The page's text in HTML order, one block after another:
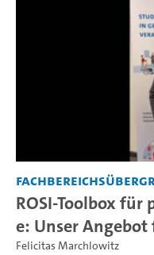
ROSI-Toolbox
e: Unser
Felicitas Marchlowitz